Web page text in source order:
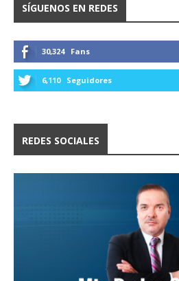
SÍGUENOS EN REDES
30,324 Fans
6,110 Seguidores
REDES SOCIALES